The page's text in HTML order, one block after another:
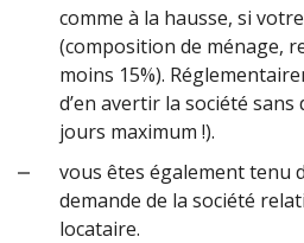
comme à la hausse, si
(composition de ménage,
moins 15%).
d’en avertir la société
jours maximum !).
vous êtes également tenu
demande de la société
locataire.